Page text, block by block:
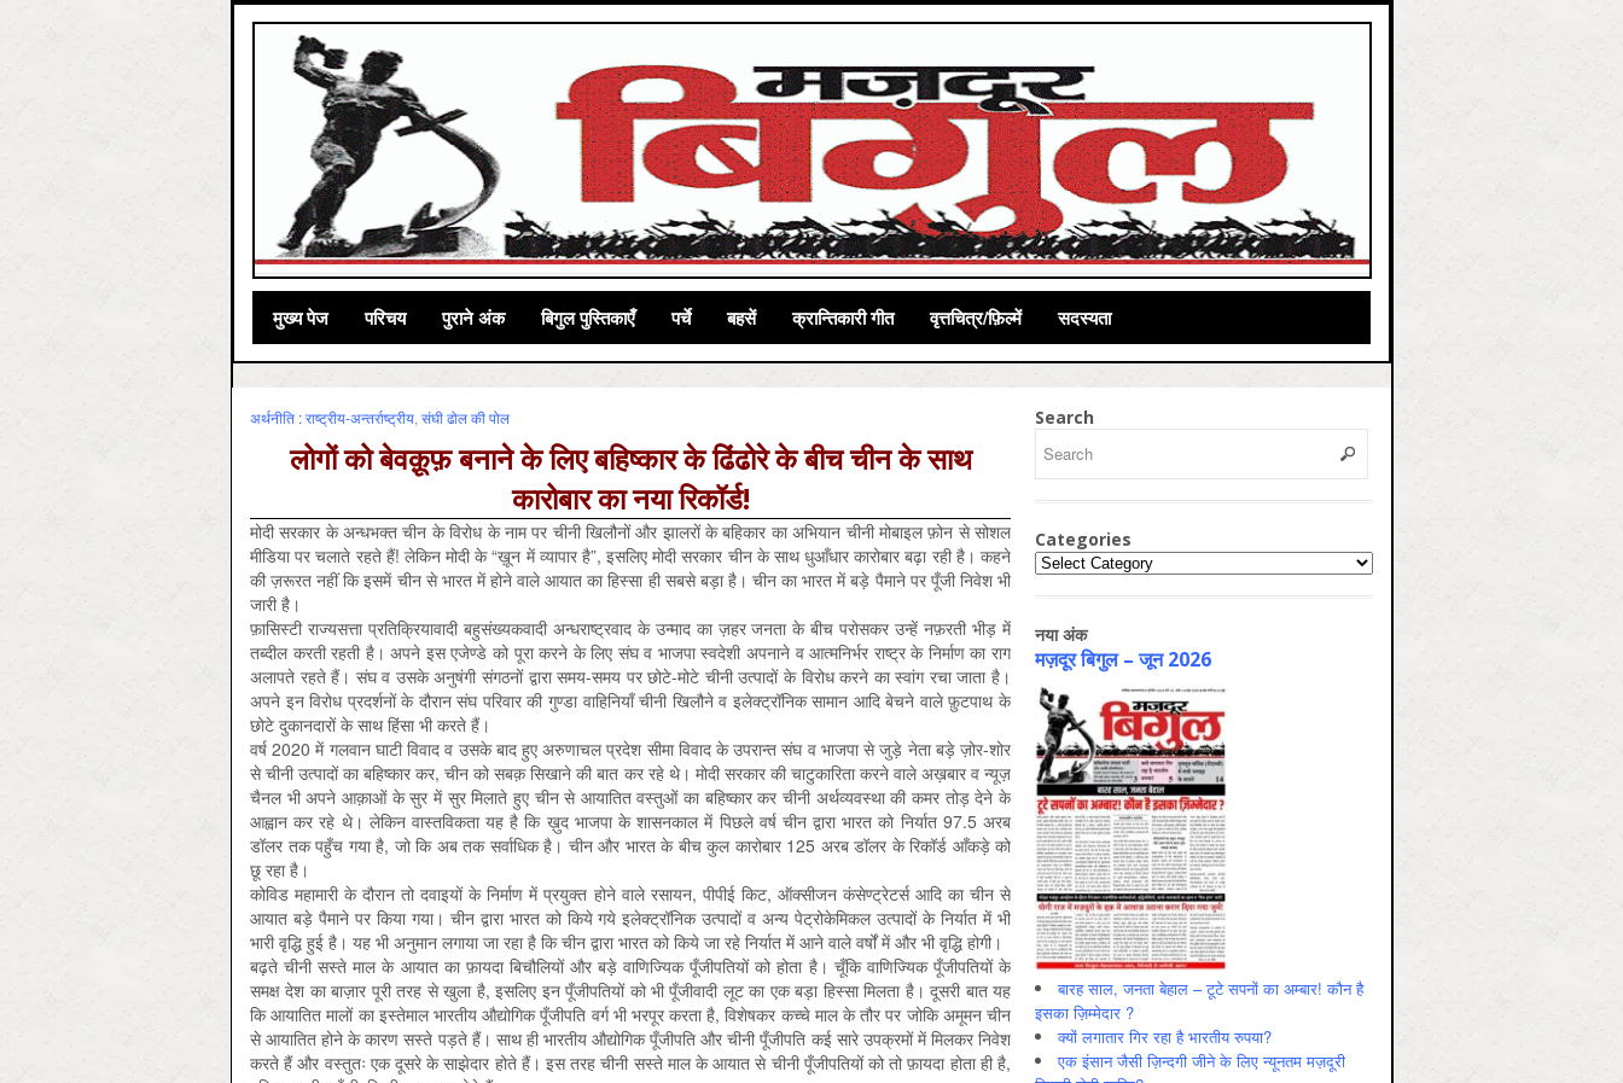
मुख्‍य पेज परिचय पुराने अंक बिगुल पुस्तिकाएँ पर्चे बहसें क्रान्तिकारी गीत वृत्तचित्र/फ़िल्में सदस्यता
अर्थनीति : राष्‍ट्रीय-अन्‍तर्राष्‍ट्रीय, संघी ढोल की पोल
लोगों को बेवक़ूफ़ बनाने के लिए बहिष्कार के ढिंढोरे के बीच चीन के साथ
कारोबार का नया रिकॉर्ड!
मोदी सरकार के अन्धभक्त चीन के विरोध के नाम पर चीनी खिलौनों और झालरों के बहिकार का अभियान चीनी मोबाइल फ़ोन से सोशल
मीडिया पर चलाते रहते हैं! लेकिन मोदी के “ख़ून में व्यापार है”, इसलिए मोदी सरकार चीन के साथ धुआँधार कारोबार बढ़ा रही है। कहने
की ज़रूरत नहीं कि इसमें चीन से भारत में होने वाले आयात का हिस्सा ही सबसे बड़ा है। चीन का भारत में बड़े पैमाने पर पूँजी निवेश भी
जारी है।
फ़ासिस्‍टी राज्यसत्ता प्रतिक्रियावादी बहुसंख्यकवादी अन्धराष्ट्रवाद के उन्माद का ज़हर जनता के बीच परोसकर उन्हें नफ़रती भीड़ में
तब्दील करती रहती है। अपने इस एजेण्डे को पूरा करने के लिए संघ व भाजपा स्वदेशी अपनाने व आत्मनिर्भर राष्ट्र के निर्माण का राग
अलापते रहते हैं। संघ व उसके अनुषंगी संगठनों द्वारा समय-समय पर छोटे-मोटे चीनी उत्पादों के विरोध करने का स्वांग रचा जाता है।
अपने इन विरोध प्रदर्शनों के दौरान संघ परिवार की गुण्डा वाहिनियाँ चीनी खिलौने व इलेक्ट्रॉनिक सामान आदि बेचने वाले फ़ुटपाथ के
छोटे दुकानदारों के साथ हिंसा भी करते हैं।
वर्ष 2020 में गलवान घाटी विवाद व उसके बाद हुए अरुणाचल प्रदेश सीमा विवाद के उपरान्त संघ व भाजपा से जुड़े नेता बड़े ज़ोर-शोर
से चीनी उत्पादों का बहिष्कार कर, चीन को सबक़ सिखाने की बात कर रहे थे। मोदी सरकार की चाटुकारिता करने वाले अख़बार व न्यूज़
चैनल भी अपने आक़ाओं के सुर में सुर मिलाते हुए चीन से आयातित वस्तुओं का बहिष्कार कर चीनी अर्थव्यवस्था की कमर तोड़ देने के
आह्वान कर रहे थे। लेकिन वास्तविकता यह है कि ख़ुद भाजपा के शासनकाल में पिछले वर्ष चीन द्वारा भारत को निर्यात 97.5 अरब
डॉलर तक पहुँच गया है, जो कि अब तक सर्वाधिक है। चीन और भारत के बीच कुल कारोबार 125 अरब डॉलर के रिकॉर्ड आँकड़े को
छू रहा है।
कोविड महामारी के दौरान तो दवाइयों के निर्माण में प्रयुक्त होने वाले रसायन, पीपीई किट, ऑक्सीजन कंसेण्ट्रेटर्स आदि का चीन से
आयात बड़े पैमाने पर किया गया। चीन द्वारा भारत को किये गये इलेक्ट्रॉनिक उत्पादों व अन्य पेट्रोकेमिकल उत्पादों के निर्यात में भी
भारी वृद्धि हुई है। यह भी अनुमान लगाया जा रहा है कि चीन द्वारा भारत को किये जा रहे निर्यात में आने वाले वर्षों में और भी वृद्धि होगी।
बढ़ते चीनी सस्ते माल के आयात का फ़ायदा बिचौलियों और बड़े वाणिज्यिक पूँजीपतियों को होता है। चूँकि वाणिज्यिक पूँजीपतियों के
समक्ष देश का बाज़ार पूरी तरह से खुला है, इसलिए इन पूँजीपतियों को भी पूँजीवादी लूट का एक बड़ा हिस्सा मिलता है। दूसरी बात यह
कि आयातित मालों का इस्तेमाल भारतीय औद्योगिक पूँजीपति वर्ग भी भरपूर करता है, विशेषकर कच्चे माल के तौर पर जोकि अमूमन चीन
से आयातित होने के कारण सस्ते पड़ते हैं। साथ ही भारतीय औद्योगिक पूँजीपति और चीनी पूँजीपति कई सारे उपक्रमों में मिलकर निवेश
करते हैं और वस्तुतः एक दूसरे के साझेदार होते हैं। इस तरह चीनी सस्ते माल के आयात से चीनी पूँजीपतियों को तो फ़ायदा होता ही है,
Search
Categories
Categories
नया अंक
मज़दूर बिगुल – जून 2026
बारह साल, जनता बेहाल – टूटे सपनों का अम्बार! कौन है
इसका ज़िम्मेदार ?
क्यों लगातार गिर रहा है भारतीय रुपया?
एक इंसान जैसी ज़िन्दगी जीने के लिए न्यूनतम मज़दूरी